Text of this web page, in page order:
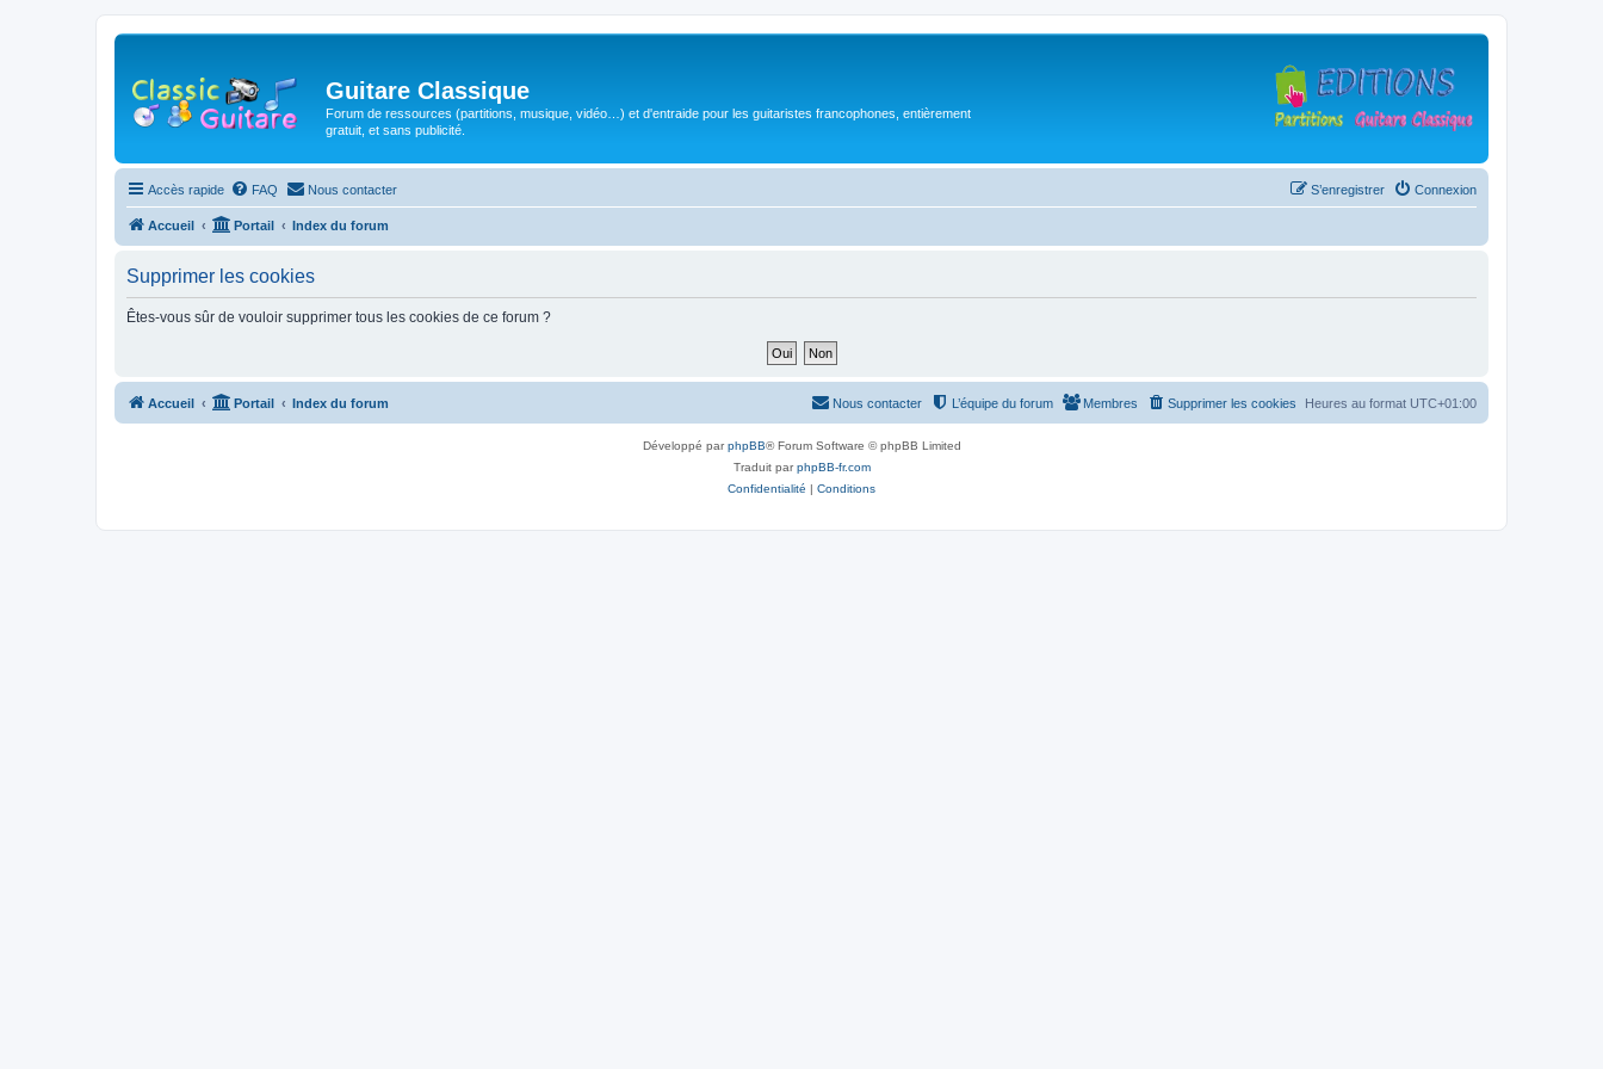
Guitare Classique
Forum de ressources (partitions, musique, vidéo…) et d'entraide pour les guitaristes francophones, entièrement
gratuit, et sans publicité.
Accès rapide FAQ Nous contacter Connexion
S’enregistrer
Accueil Portail Index du forum
Supprimer les cookies
Êtes-vous sûr de vouloir supprimer tous les cookies de ce forum ?
Accueil Portail Index du forum Heures au format UTC+01:00
Supprimer les cookies
Membres
L’équipe du forum
Nous contacter
Développé parphpBB® Forum Software © phpBB Limited
Traduit parphpBB-fr.com
Confidentialité | Conditions